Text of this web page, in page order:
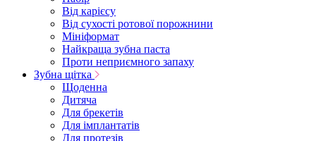
Від карієсу
Від сухості ротової порожнини
Мініформат
Найкраща зубна паста
Проти неприємного запаху
Зубна щітка
Щоденна
Дитяча
Для брекетів
Для імплантатів
Для протезів